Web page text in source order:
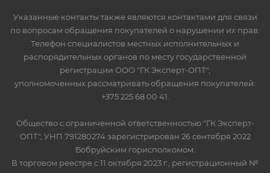
Указанные контакты также являются контактами для связи
по вопросам обращения покупателей о нарушении их прав.
Телефон специалистов местных исполнительных и
распорядительных органов по месту государственной
регистрации ООО "ГК Эксперт-ОПТ",
уполномоченных рассматривать обращения покупателей:
+375 225 68 00 41.
Общество с ограниченной ответственностью "ГК Эксперт-
ОПТ", УНП 791280274 зарегистрирован 26 сентября 2022
Бобруйским горисполкомом.
В торговом реестре с 11 октября 2023 г., регистрационный №